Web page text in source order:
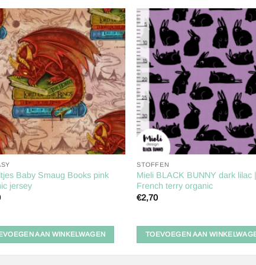
Toevoegen
aan
verlanglijst
Baby Smaug Books pink
jersey
AAN WINKELWAGEN
STOFFEN
Mieli BLACK BUNNY dark lilac |
French terry organic
€2,70
TOEVOEGEN AAN